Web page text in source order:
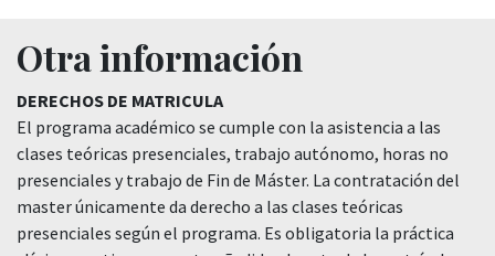
Otra información
DERECHOS DE MATRICULA
El programa académico se cumple con la asistencia a las
clases teóricas presenciales, trabajo autónomo, horas no
presenciales y trabajo de Fin de Máster. La contratación del
master únicamente da derecho a las clases teóricas
presenciales según el programa. Es obligatoria la práctica